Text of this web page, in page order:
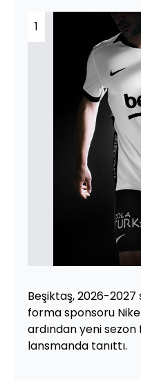
1
Beşiktaş, 2026-
forma sponsoru
ardından yeni
lansmanda tanıttı.